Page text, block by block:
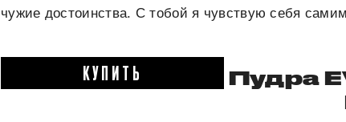
чужие достоинства. С тобой я чувствую себя
КУПИТЬ
Пудра